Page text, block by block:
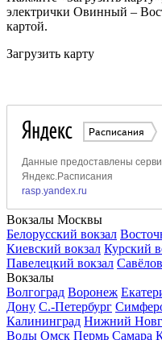
электрички Овинный –
картой.
Загрузить карту
Вокзалы Москвы
Белорусский вокзал
Киевский вокзал Курский
Павелецкий вокзал
Вокзалы
Волгоград Воронеж
Дону С.-Петербург
Калининград Нижний
Воды Омск Пермь Самара